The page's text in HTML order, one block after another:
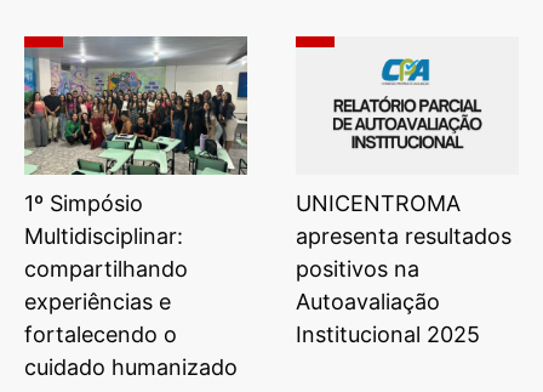
1º Simpósio
Multidisciplinar:
compartilhando
experiências e
fortalecendo o
cuidado humanizado
UNICENTROMA
apresenta resultados
positivos na
Autoavaliação
Institucional 2025